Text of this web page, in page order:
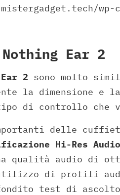
wp-
Ear 2
2 sono molto
la dimensione
di controllo che
delle
Hi-Res Audio
qualità audio di
di profili
test di ascolto.